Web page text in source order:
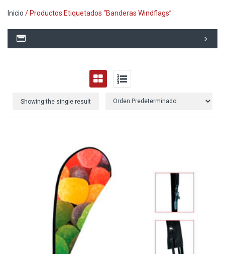
Inicio / Productos Etiquetados “Banderas Windflags”
Showing the single result